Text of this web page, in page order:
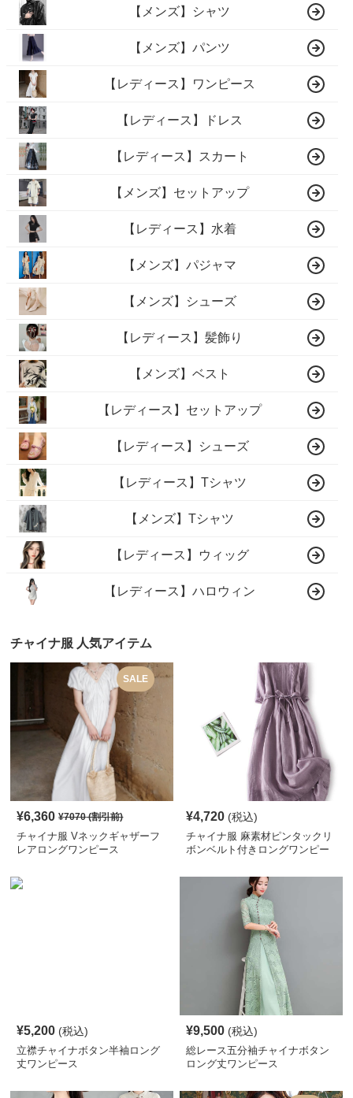
【メンズ】シャツ
【メンズ】パンツ
【レディース】ワンピース
【レディース】ドレス
【レディース】スカート
【メンズ】セットアップ
【レディース】水着
【メンズ】パジャマ
【メンズ】シューズ
【レディース】髪飾り
【メンズ】ベスト
【レディース】セットアップ
【レディース】シューズ
【レディース】Tシャツ
【メンズ】Tシャツ
【レディース】ウィッグ
【レディース】ハロウィン
チャイナ服 人気アイテム
SALE
¥6,360 ¥7070(割引前)
チャイナ服 Vネックギャザーフ
レアロングワンピース
¥4,720 (税込)
チャイナ服 麻素材ピンタックリ
ボンベルト付きロングワンピー
¥5,200 (税込)
立襟チャイナボタン半袖ロング
丈ワンピース
¥9,500 (税込)
総レース五分袖チャイナボタン
ロング丈ワンピース